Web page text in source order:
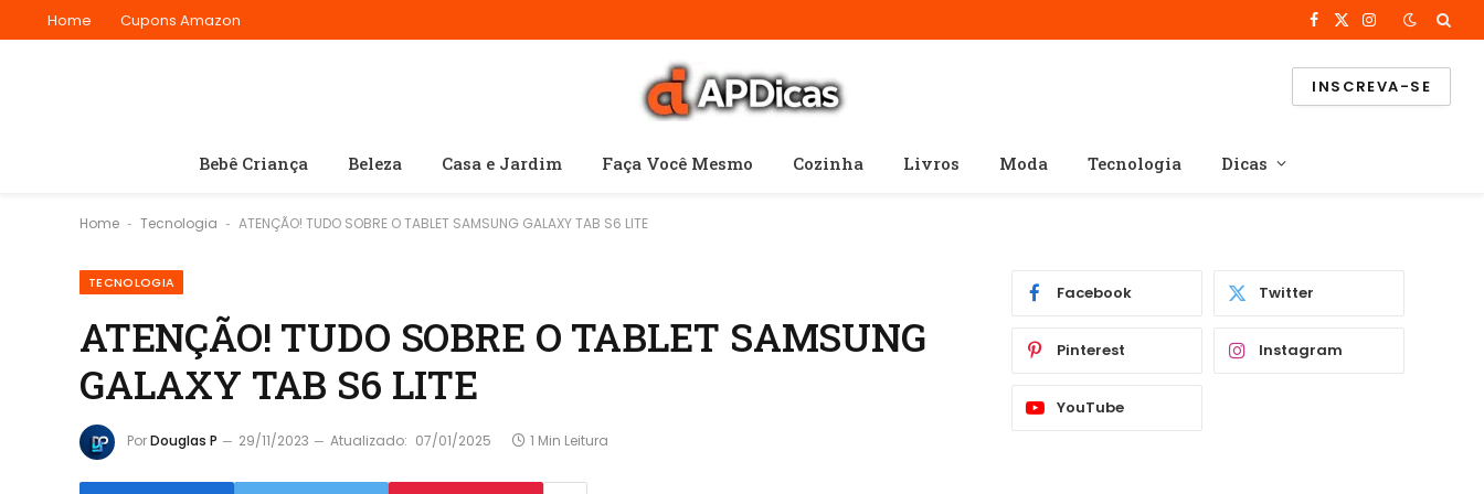
Home Cupons Amazon Facebook
X
Instagram
INSCREVA-SE
Bebê Criança Beleza Casa e Jardim Faça Você Mesmo Cozinha Livros Moda Tecnologia Dicas
Home - Tecnologia - ATENÇÃO! TUDO SOBRE O TABLET SAMSUNG GALAXY TAB S6 LITE
TECNOLOGIA
ATENÇÃO! TUDO SOBRE O TABLET SAMSUNG
GALAXY TAB S6 LITE
PorDouglas P 29/11/2023 Atualizado: 07/01/2025 1 Min Leitura
Facebook Twitter
Pinterest Instagram
YouTube